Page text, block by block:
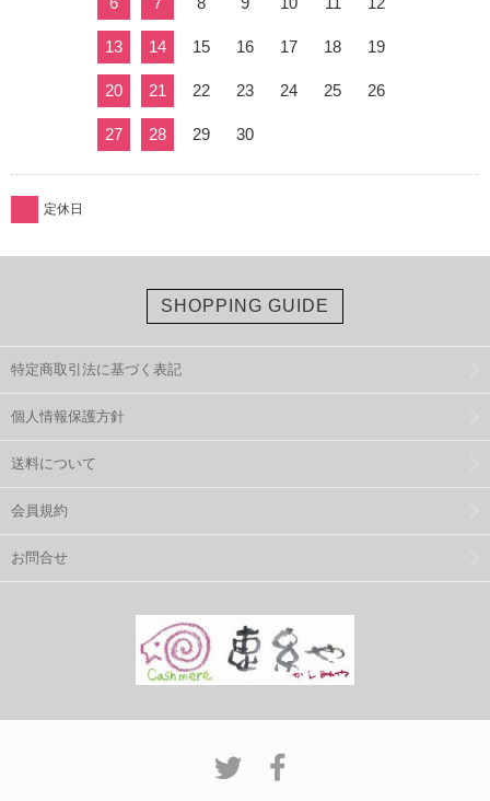
13 14 15 16 17 18 19
20 21 22 23 24 25 26
27 28 29 30
定休日
SHOPPING GUIDE
特定商取引法に基づく表記
個人情報保護方針
送料について
会員規約
お問合せ